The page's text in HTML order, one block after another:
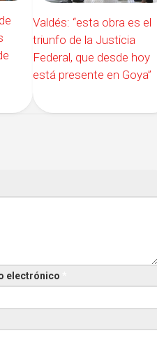
Valdés: “esta obra es el
triunfo de la Justicia
Federal, que desde hoy
está presente en Goya”
electrónico